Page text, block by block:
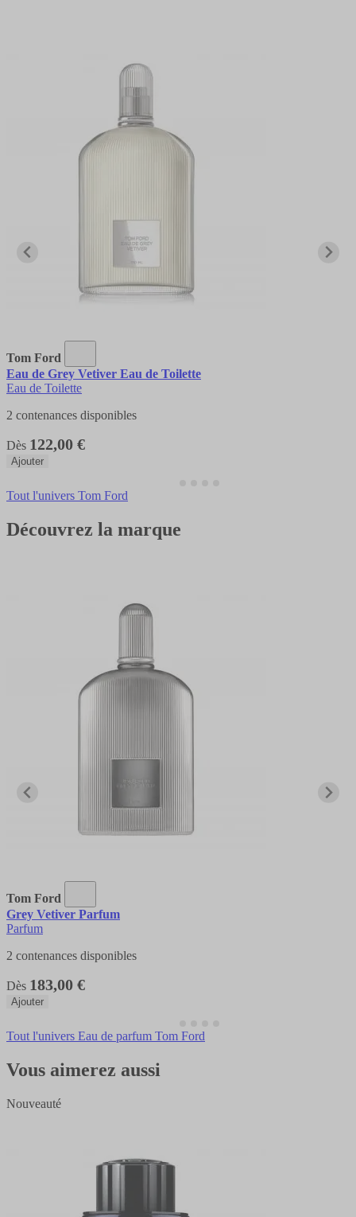
Tom Ford
Eau de Grey Vetiver Eau de Toilette
Eau de Toilette
2 contenances disponibles
Dès 122,00 €
Ajouter
Tout l'univers Tom Ford
Découvrez la marque
Tom Ford
Grey Vetiver Parfum
Parfum
2 contenances disponibles
Dès 183,00 €
Ajouter
Tout l'univers Eau de parfum Tom Ford
Vous aimerez aussi
Nouveauté